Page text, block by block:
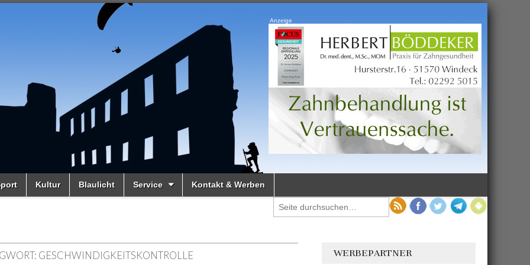
Anzeige
Kultur Blaulicht Service Kontakt & Werben
GESCHWINDIGKEITSKONTROLLE WERBEPARTNER